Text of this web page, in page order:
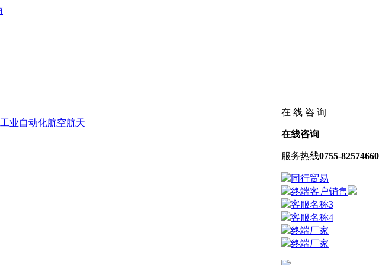
工业自动化航空航天
在 线 咨 询
在线咨询
服务热线0755-82574660
同行贸易
终端客户销售
客服名称3
客服名称4
终端厂家
终端厂家